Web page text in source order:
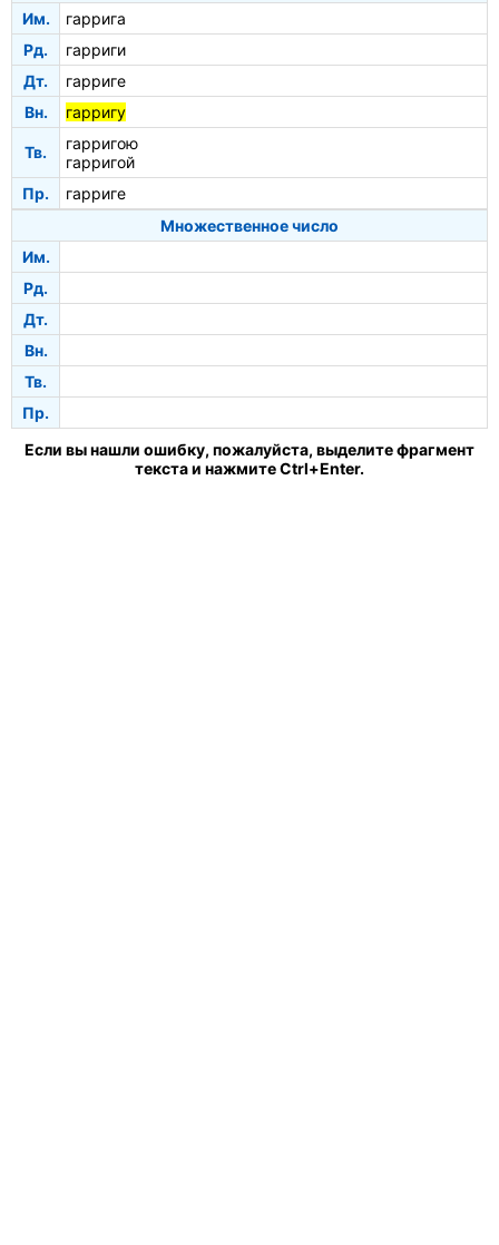
Им.
гаррига
Рд.
гарриги
Дт.
гарриге
Вн.
гарригу
Тв.
гарригою
гарригой
Пр.
гарриге
Множественное число
Им.
Рд.
Дт.
Вн.
Тв.
Пр.
Если вы нашли ошибку, пожалуйста, выделите фрагмент
текста и нажмите Ctrl+Enter.